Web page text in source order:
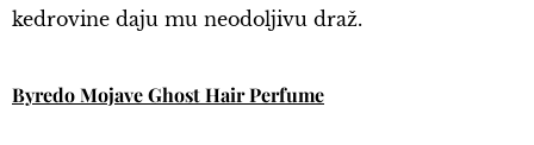
kedrovine daju mu neodoljivu draž.
Byredo Mojave Ghost Hair Perfume